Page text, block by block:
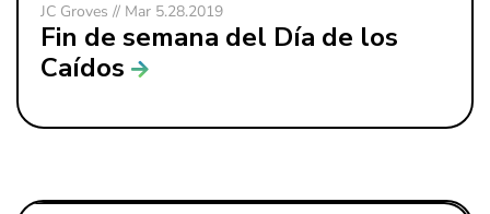
JC Groves // Mar 5.28.2019
Fin de semana del Día de los
Caídos